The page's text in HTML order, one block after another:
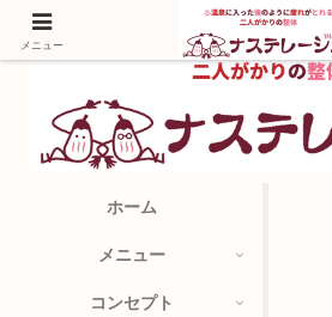
ホーム
メニュー
コンセプト
メニュー